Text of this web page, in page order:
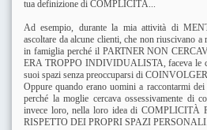
tua definizione di COMPLICITÀ...
Ad esempio, durante la mia attività di
ascoltare da alcune clienti, che non riuscivano
in famiglia perché il PARTNER NON
ERA TROPPO INDIVIDUALISTA, faceva le
suoi spazi senza preoccuparsi di
Oppure quando erano uomini a raccontarmi
perché la moglie cercava ossessivamente di
invece loro, nella loro idea di
RISPETTO DEI PROPRI SPAZI PERSONALI.